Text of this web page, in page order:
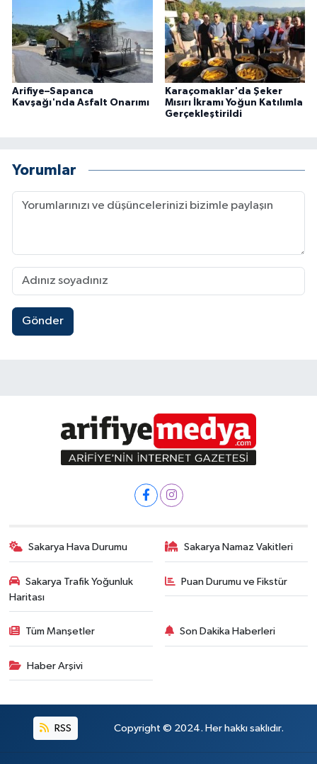
Arifiye–Sapanca
Kavşağı'nda Asfalt Onarımı
Karaçomaklar'da Şeker
Mısırı İkramı Yoğun Katılımla
Gerçekleştirildi
Yorumlar
Gönder
Sakarya Hava Durumu Sakarya Namaz Vakitleri
Sakarya Trafik Yoğunluk
Haritası
Puan Durumu ve Fikstür
Tüm Manşetler Son Dakika Haberleri
Haber Arşivi
RSS Copyright © 2024. Her hakkı saklıdır.